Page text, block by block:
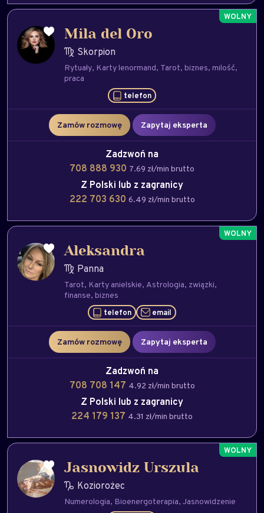
Mila del Oro
Skorpion
Rytuały Karty lenormand Tarot biznes milość
praca
telefon
Zamów rozmowę Zapytaj eksperta
Zadzwoń na
708 888 930 7.69 zł/min brutto
Z Polski lub z zagranicy
222 703 630 6.49 zł/min brutto
Aleksandra
Panna
Tarot Karty anielskie Astrologia związki
finanse biznes
telefon email
Zamów rozmowę Zapytaj eksperta
Zadzwoń na
708 708 147 4.92 zł/min brutto
Z Polski lub z zagranicy
224 179 137 4.31 zł/min brutto
Jasnowidz Urszula
Koziorożec
Numerologia Bioenergoterapia Jasnowidzenie